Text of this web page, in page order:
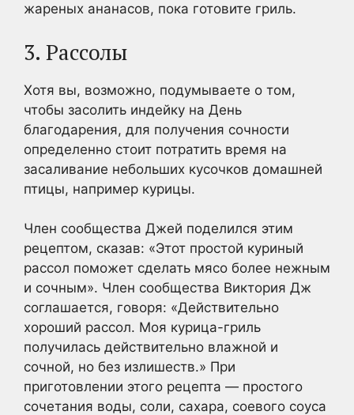
жареных ананасов, пока готовите гриль.
3. Рассолы
Хотя вы, возможно, подумываете о том,
чтобы засолить индейку на День
благодарения, для получения сочности
определенно стоит потратить время на
засаливание небольших кусочков домашней
птицы, например курицы.
Член сообщества Джей поделился этим
рецептом, сказав: «Этот простой куриный
рассол поможет сделать мясо более нежным
и сочным». Член сообщества Виктория Дж
соглашается, говоря: «Действительно
хороший рассол. Моя курица-гриль
получилась действительно влажной и
сочной, но без излишеств.» При
приготовлении этого рецепта — простого
сочетания воды, соли, сахара, соевого соуса